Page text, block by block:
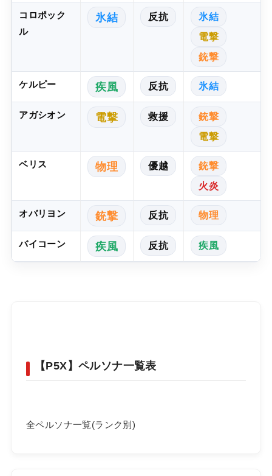
コロポック
ル
氷結 反抗
氷結
電撃
銃撃
ケルピー 疾風 反抗 氷結
アガシオン 電撃 救援
銃撃
電撃
ベリス 物理 優越
銃撃
火炎
オバリヨン 銃撃 反抗 物理
バイコーン 疾風 反抗 疾風
【P5X】ペルソナ一覧表
全ペルソナ一覧(ランク別)